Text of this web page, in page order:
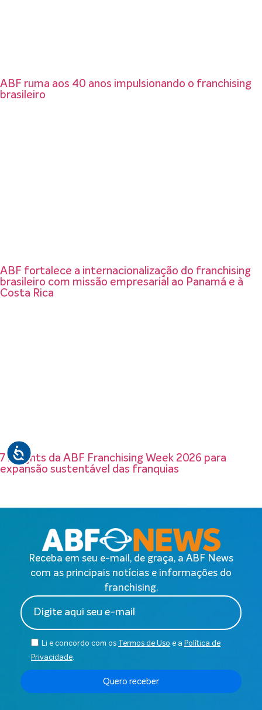
ABF ruma aos 40 anos impulsionando o franchising
brasileiro
ABF fortalece a internacionalização do franchising
brasileiro com missão empresarial ao Panamá e à
Costa Rica
7 insights da ABF Franchising Week 2026 para
expansão sustentável das franquias
Receba em seu e-mail, de graça, a ABF News
com as principais notícias e informações do
franchising.
Li e concordo com os Termos de Uso e a Política de
Privacidade.
Quero receber